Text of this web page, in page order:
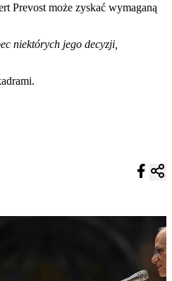
Prevost może zyskać wymaganą
niektórych jego decyzji,